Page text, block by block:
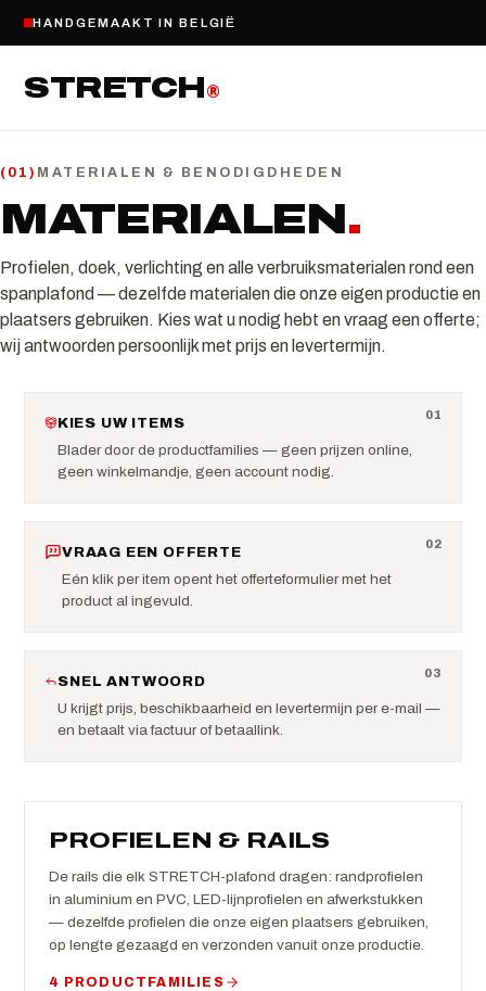
HANDGEMAAKT IN BELGIË
STRETCH®
( 01) MATERIALEN & BENODIGDHEDEN
MATERIALEN .
Profielen, doek, verlichting en alle verbruiksmaterialen rond een
spanplafond — dezelfde materialen die onze eigen productie en
plaatsers gebruiken. Kies wat u nodig hebt en vraag een offerte;
wij antwoorden persoonlijk met prijs en levertermijn.
01
KIES UW ITEMS
Blader door de productfamilies — geen prijzen online,
geen winkelmandje, geen account nodig.
02
VRAAG EEN OFFERTE
Eén klik per item opent het offerteformulier met het
product al ingevuld.
03
SNEL ANTWOORD
U krijgt prijs, beschikbaarheid en levertermijn per e-mail —
en betaalt via factuur of betaallink.
PROFIELEN & RAILS
De rails die elk STRETCH-plafond dragen: randprofielen
in aluminium en PVC, LED-lijnprofielen en afwerkstukken
— dezelfde profielen die onze eigen plaatsers gebruiken,
op lengte gezaagd en verzonden vanuit onze productie.
4 PRODUCTFAMILIES